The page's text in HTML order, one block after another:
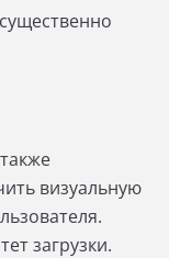
визуальную
загрузки.